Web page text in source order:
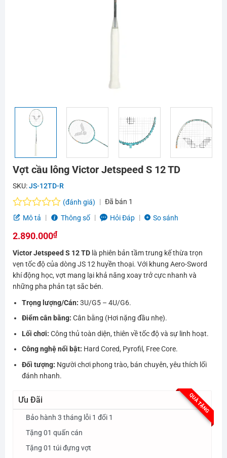
Vợt cầu lông Victor Jetspeed S 12 TD
SKU:JS-12TD-R
Được
hạng
5
sao
(đánh giá) Đã bán 1
Mô tả
Thông số Hỏi Đáp So sánh
2.890.000₫
Victor Jetspeed S 12 TDlà phiên bản tầm trung kế thừa trọn
vẹn tốc độ của dòng JS 12 huyền thoại. Với khung Aero-Sword
khí động học, vợt mang lại khả năng xoay trở cực nhanh và
những pha phản tạt sắc bén.
Trọng lượng/Cán: 3U/G5 – 4U/G6.
Điểm cân bằng: Cân bằng (Hơi nặng đầu nhẹ).
Lối chơi: Công thủ toàn diện, thiên về tốc độ và sự linh hoạt.
Công nghệ nổi bật: Hard Cored, Pyrofil, Free Core.
Đối tượng: Người chơi phong trào, bán chuyên, yêu thích lối
đánh nhanh.
QUÀ TẶNG
Ưu Đãi
Bảo hành 3 tháng lỗi 1 đổi 1
Tặng 01 quấn cán
Tặng 01 túi đựng vợt